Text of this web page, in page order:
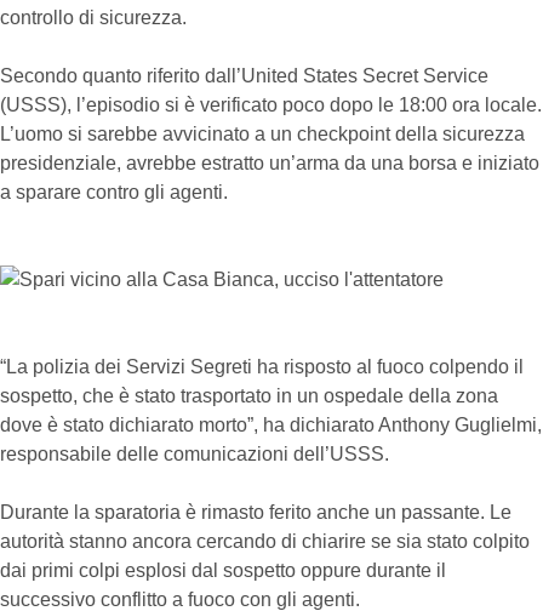
controllo di sicurezza.
Secondo quanto riferito dall’United States Secret Service
(USSS), l’episodio si è verificato poco dopo le 18:00 ora locale.
L’uomo si sarebbe avvicinato a un checkpoint della sicurezza
presidenziale, avrebbe estratto un’arma da una borsa e iniziato
a sparare contro gli agenti.
“La polizia dei Servizi Segreti ha risposto al fuoco colpendo il
sospetto, che è stato trasportato in un ospedale della zona
dove è stato dichiarato morto”, ha dichiarato Anthony Guglielmi,
responsabile delle comunicazioni dell’USSS.
Durante la sparatoria è rimasto ferito anche un passante. Le
autorità stanno ancora cercando di chiarire se sia stato colpito
dai primi colpi esplosi dal sospetto oppure durante il
successivo conflitto a fuoco con gli agenti.